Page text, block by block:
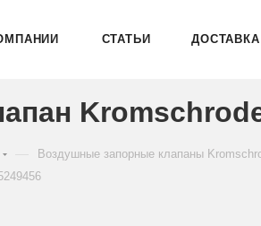
СТАТЬИ ДОСТАВКА
Воздушные запорные клапаны